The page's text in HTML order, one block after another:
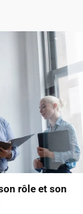
rôle et son